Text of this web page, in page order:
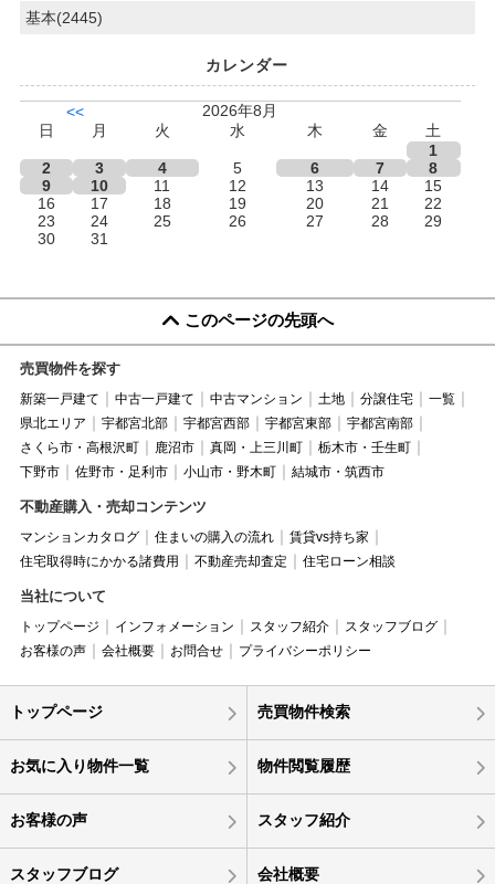
基本(2445)
カレンダー
<<
2026年8月
日
月 火 水 木 金
土
1
2
3 4 5 6 7
8
9
10 11 12 13 14
15
16
17 18 19 20 21
22
23
24 25 26 27 28
29
30
31
このページの先頭へ
売買物件を探す
新築一戸建て 中古一戸建て 中古マンション 土地 分譲住宅
一覧
県北エリア
宇都宮北部 宇都宮西部 宇都宮東部
宇都宮南部
さくら市・高根沢町
鹿沼市 真岡・上三川町
栃木市・壬生町
下野市
佐野市・足利市 小山市・野木町 結城市・筑西市
不動産購入・売却コンテンツ
マンションカタログ 住まいの購入の流れ
賃貸vs持ち家
住宅取得時にかかる諸費用
不動産売却査定 住宅ローン相談
当社について
トップページ インフォメーション スタッフ紹介
スタッフブログ
お客様の声
会社概要 お問合せ プライバシーポリシー
トップページ 売買物件検索
お気に入り物件一覧 物件閲覧履歴
お客様の声 スタッフ紹介
スタッフブログ 会社概要